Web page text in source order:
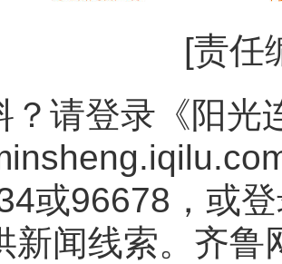
[责任
？请登录《阳光
或96678，或
新闻线索。齐鲁